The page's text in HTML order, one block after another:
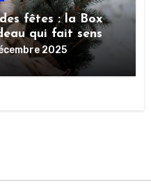
fêtes : la Box
qui fait sens
2025